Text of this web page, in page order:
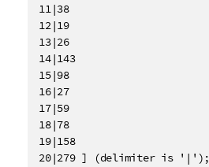
11|38
12|19
13|26
14|143
15|98
16|27
17|59
18|78
19|158
20|279 ] (delimiter is '|');